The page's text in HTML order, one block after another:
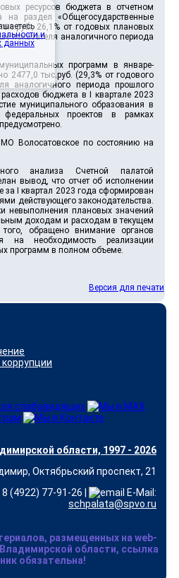
ресурсов бюджета в отчетном
на раздел «Общегосударственные
26,1% от годовых плановых
показателя аналогичного периода
программ в январе-
2477,0 тыс.руб. (29,3% от годового
аналогичного периода прошлого
бюджета в I квартале 2023
муниципального образования в
федеральных проектов в рамках
Волосатовское по состоянию на
анализа Счетной палатой
вывод, что отчет об исполнении
I квартал 2023 года сформирован
действующего законодательства.
невыполнения плановых значений
доходам и расходам в текущем
обращено внимание органов
на необходимость реализации
программ в полном объеме.
Версия для печати
области, 1997 - 2026
Октябрьский проспект, 21
8 (4922) 77-91-26 |
E-Mail:
schpalata@spvo.ru
размещенных на web-
области, ссылка
обязательна!
и
данных